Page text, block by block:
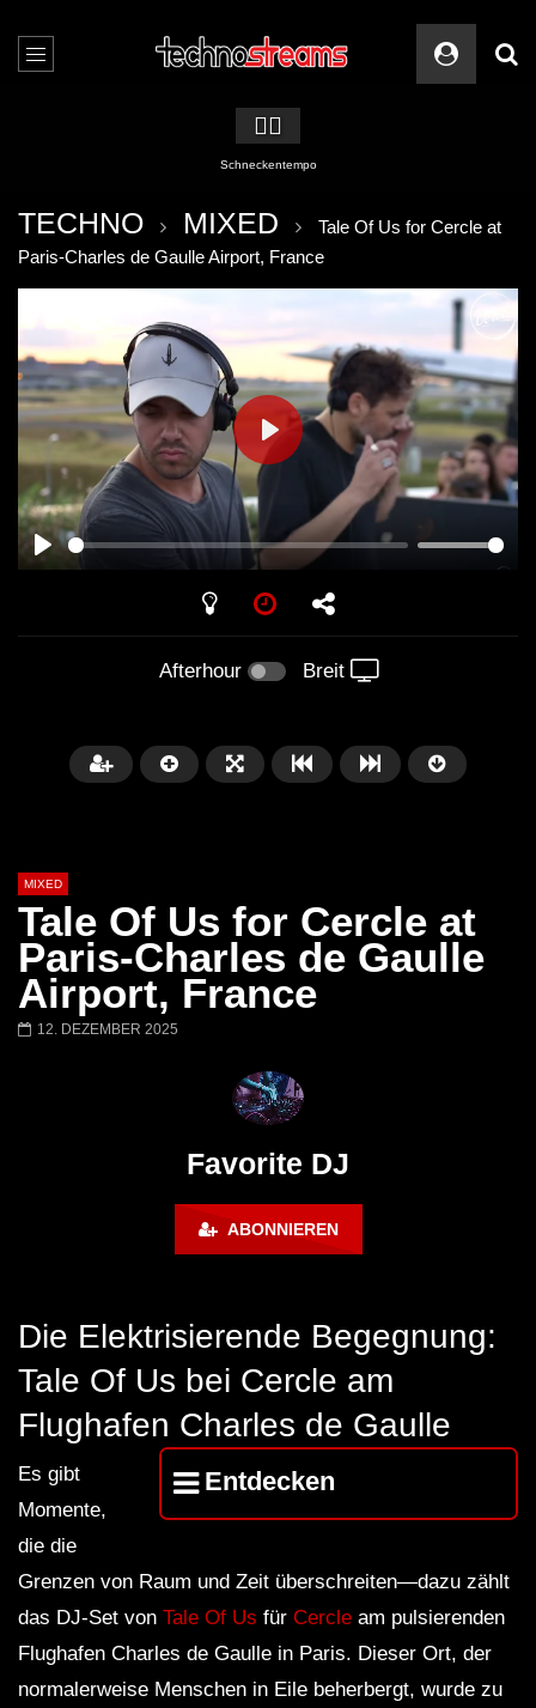
🏳️‍🌈
Schneckentempo
TECHNO MIXED
Tale Of Us for Cercle at
Paris-Charles de Gaulle Airport, France
PLAY
PLAY
Afterhour Breit
MIXED
Tale Of Us for Cercle at
Paris-Charles de Gaulle
Airport, France
12. DEZEMBER 2025
Favorite DJ
ABONNIEREN
Die Elektrisierende Begegnung:
Tale Of Us bei Cercle am
Flughafen Charles de Gaulle
Entdecken
Es gibt
Momente,
die die
Grenzen von Raum und Zeit überschreiten—dazu zählt
das DJ-Set von Tale Of Us für Cercle am pulsierenden
Flughafen Charles de Gaulle in Paris. Dieser Ort, der
normalerweise Menschen in Eile beherbergt, wurde zu